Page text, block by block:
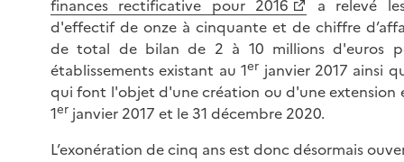
finances rectificative pour 2016
a relevé
d'effectif de onze à cinquante et de chiffre
de total de bilan de 2 à 10 millions d'euros
établissements existant au 1er janvier 2017 ainsi
qui font l'objet d'une création ou d'une extension
1er janvier 2017 et le 31 décembre 2020.
L’exonération de cinq ans est donc désormais